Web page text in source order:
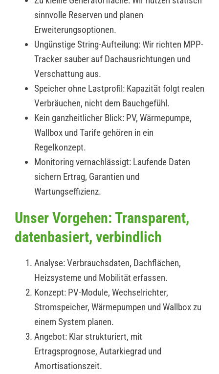
sinnvolle Reserven und planen
Erweiterungsoptionen.
Ungünstige String-Aufteilung: Wir richten MPP-
Tracker sauber auf Dachausrichtungen und
Verschattung aus.
Speicher ohne Lastprofil: Kapazität folgt realen
Verbräuchen, nicht dem Bauchgefühl.
Kein ganzheitlicher Blick: PV, Wärmepumpe,
Wallbox und Tarife gehören in ein
Regelkonzept.
Monitoring vernachlässigt: Laufende Daten
sichern Ertrag, Garantien und
Wartungseffizienz.
Unser Vorgehen: Transparent,
datenbasiert, verbindlich
Analyse: Verbrauchsdaten, Dachflächen,
Heizsysteme und Mobilität erfassen.
Konzept: PV-Module, Wechselrichter,
Stromspeicher, Wärmepumpen und Wallbox zu
einem System planen.
Angebot: Klar strukturiert, mit
Ertragsprognose, Autarkiegrad und
Amortisationszeit.